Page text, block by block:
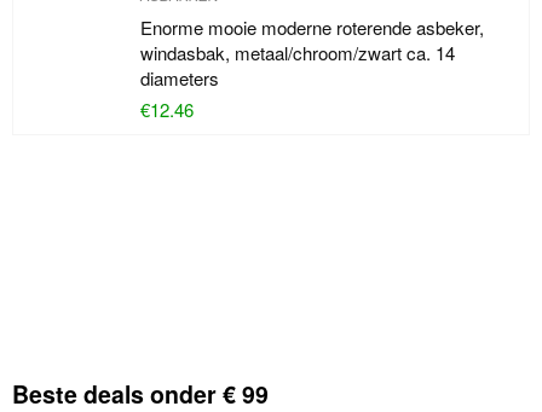
Enorme mooie moderne roterende asbeker,
windasbak, metaal/chroom/zwart ca. 14
diameters
€12.46
Beste deals onder € 99